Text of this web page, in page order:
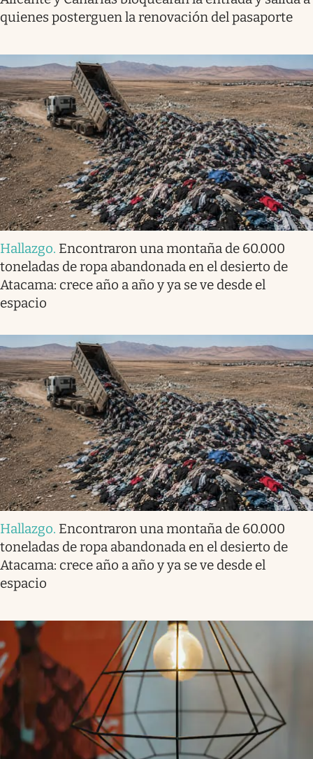
quienes posterguen la renovación del pasaporte
Hallazgo. Encontraron una montaña de 60.000
toneladas de ropa abandonada en el desierto de
Atacama: crece año a año y ya se ve desde el
espacio
Hallazgo. Encontraron una montaña de 60.000
toneladas de ropa abandonada en el desierto de
Atacama: crece año a año y ya se ve desde el
espacio